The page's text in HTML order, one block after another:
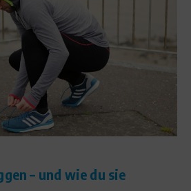
– und wie du sie